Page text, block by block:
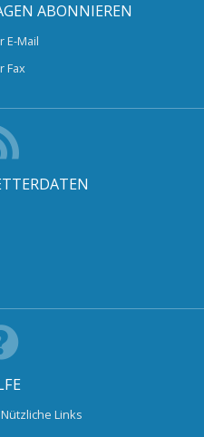
ABONNIEREN
E-Mail
Fax
Nützliche Links